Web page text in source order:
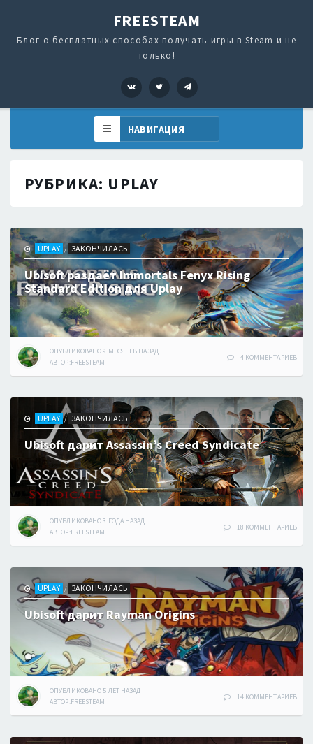
FREESTEAM
Блог о бесплатных способах получать игры в Steam и не
только!
VK Twitter
РУБРИКА: UPLAY
UPLAY / ЗАКОНЧИЛАСЬ
Ubisoft раздаёт Immortals Fenyx Rising
Standard Edition для Uplay
ОПУБЛИКОВАНО9 МЕСЯЦЕВ НАЗАД
АВТОР:FREESTEAM
4 КОММЕНТАРИЕВ
UPLAY / ЗАКОНЧИЛАСЬ
Ubisoft дарит Assassin’s Creed Syndicate
ОПУБЛИКОВАНО3 ГОДАНАЗАД
АВТОР:FREESTEAM
18 КОММЕНТАРИЕВ
UPLAY / ЗАКОНЧИЛАСЬ
Ubisoft дарит Rayman Origins
ОПУБЛИКОВАНО 5 ЛЕТНАЗАД
АВТОР:FREESTEAM
14 КОММЕНТАРИЕВ